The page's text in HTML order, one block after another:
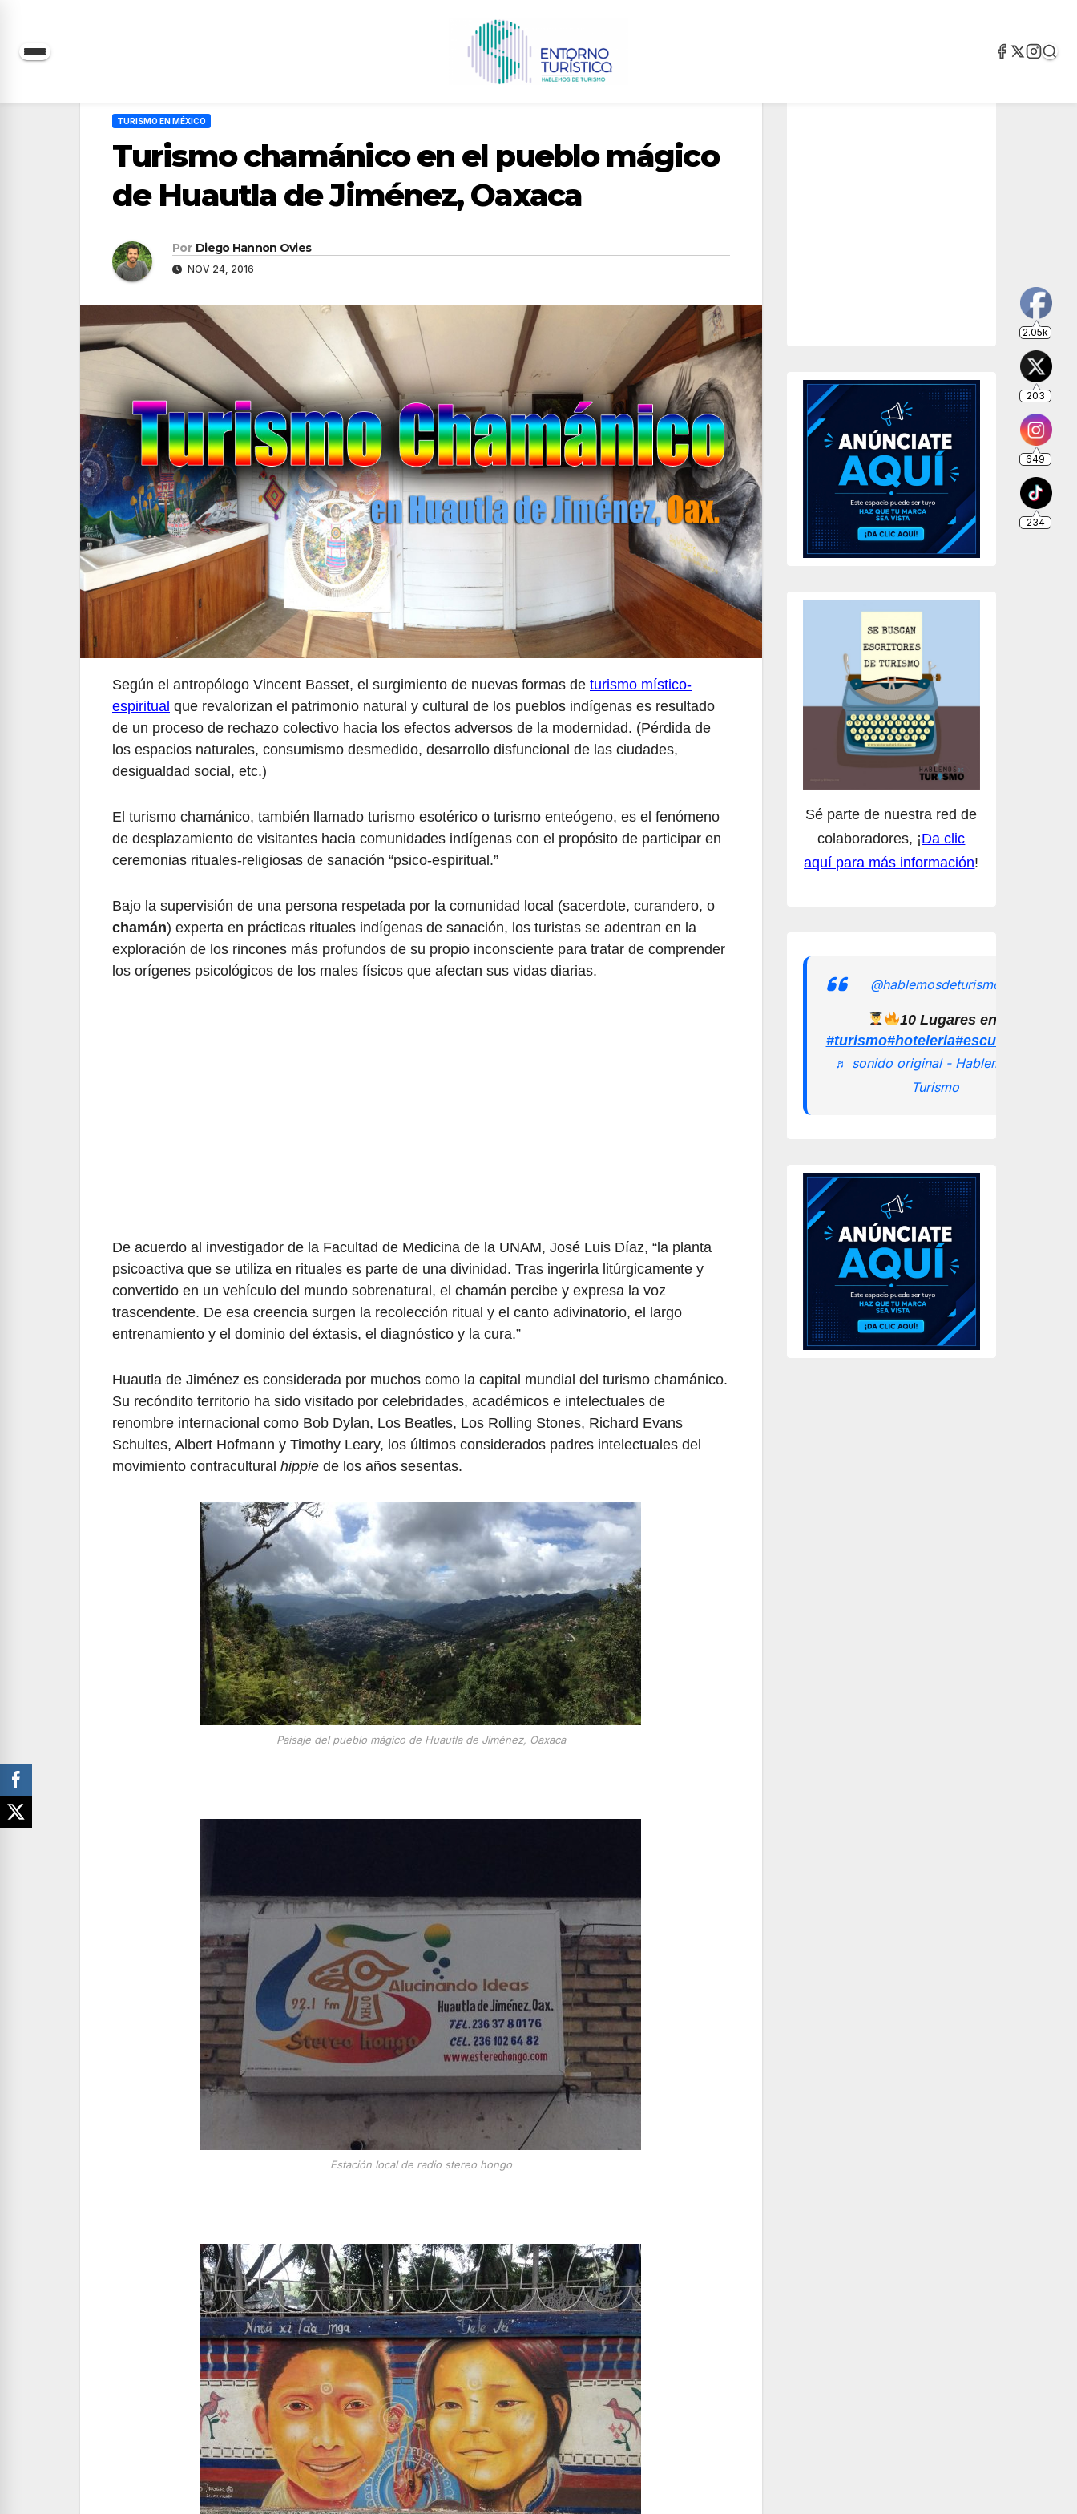
Saltar
TURISMO EN MÉXICO
Turismo chamánico en el pueblo mágico
de Huautla de Jiménez, Oaxaca
Por Diego Hannon Ovies
NOV 24, 2016
Según el antropólogo Vincent Basset, el surgimiento de nuevas formas de turismo místico-
espiritual que revalorizan el patrimonio natural y cultural de los pueblos indígenas es resultado
de un proceso de rechazo colectivo hacia los efectos adversos de la modernidad. (Pérdida de
los espacios naturales, consumismo desmedido, desarrollo disfuncional de las ciudades,
desigualdad social, etc.)
El turismo chamánico, también llamado turismo esotérico o turismo enteógeno, es el fenómeno
de desplazamiento de visitantes hacia comunidades indígenas con el propósito de participar en
ceremonias rituales-religiosas de sanación “psico-espiritual.”
Bajo la supervisión de una persona respetada por la comunidad local (sacerdote, curandero, o
chamán) experta en prácticas rituales indígenas de sanación, los turistas se adentran en la
exploración de los rincones más profundos de su propio inconsciente para tratar de comprender
los orígenes psicológicos de los males físicos que afectan sus vidas diarias.
De acuerdo al investigador de la Facultad de Medicina de la UNAM, José Luis Díaz, “la planta
psicoactiva que se utiliza en rituales es parte de una divinidad. Tras ingerirla litúrgicamente y
convertido en un vehículo del mundo sobrenatural, el chamán percibe y expresa la voz
trascendente. De esa creencia surgen la recolección ritual y el canto adivinatorio, el largo
entrenamiento y el dominio del éxtasis, el diagnóstico y la cura.”
Huautla de Jiménez es considerada por muchos como la capital mundial del turismo chamánico.
Su recóndito territorio ha sido visitado por celebridades, académicos e intelectuales de
renombre internacional como Bob Dylan, Los Beatles, Los Rolling Stones, Richard Evans
Schultes, Albert Hofmann y Timothy Leary, los últimos considerados padres intelectuales del
movimiento contracultural hippie de los años sesentas.
Paisaje del pueblo mágico de Huautla de Jiménez, Oaxaca
Estación local de radio stereo hongo
Sé parte de nuestra red de
colaboradores, ¡Da clic
aquí para más información!
@hablemosdeturismomx
10 Lugares en los que
#turismo#hoteleria
♬ sonido original - Hablemos de
Turismo
2.05k
203
649
234